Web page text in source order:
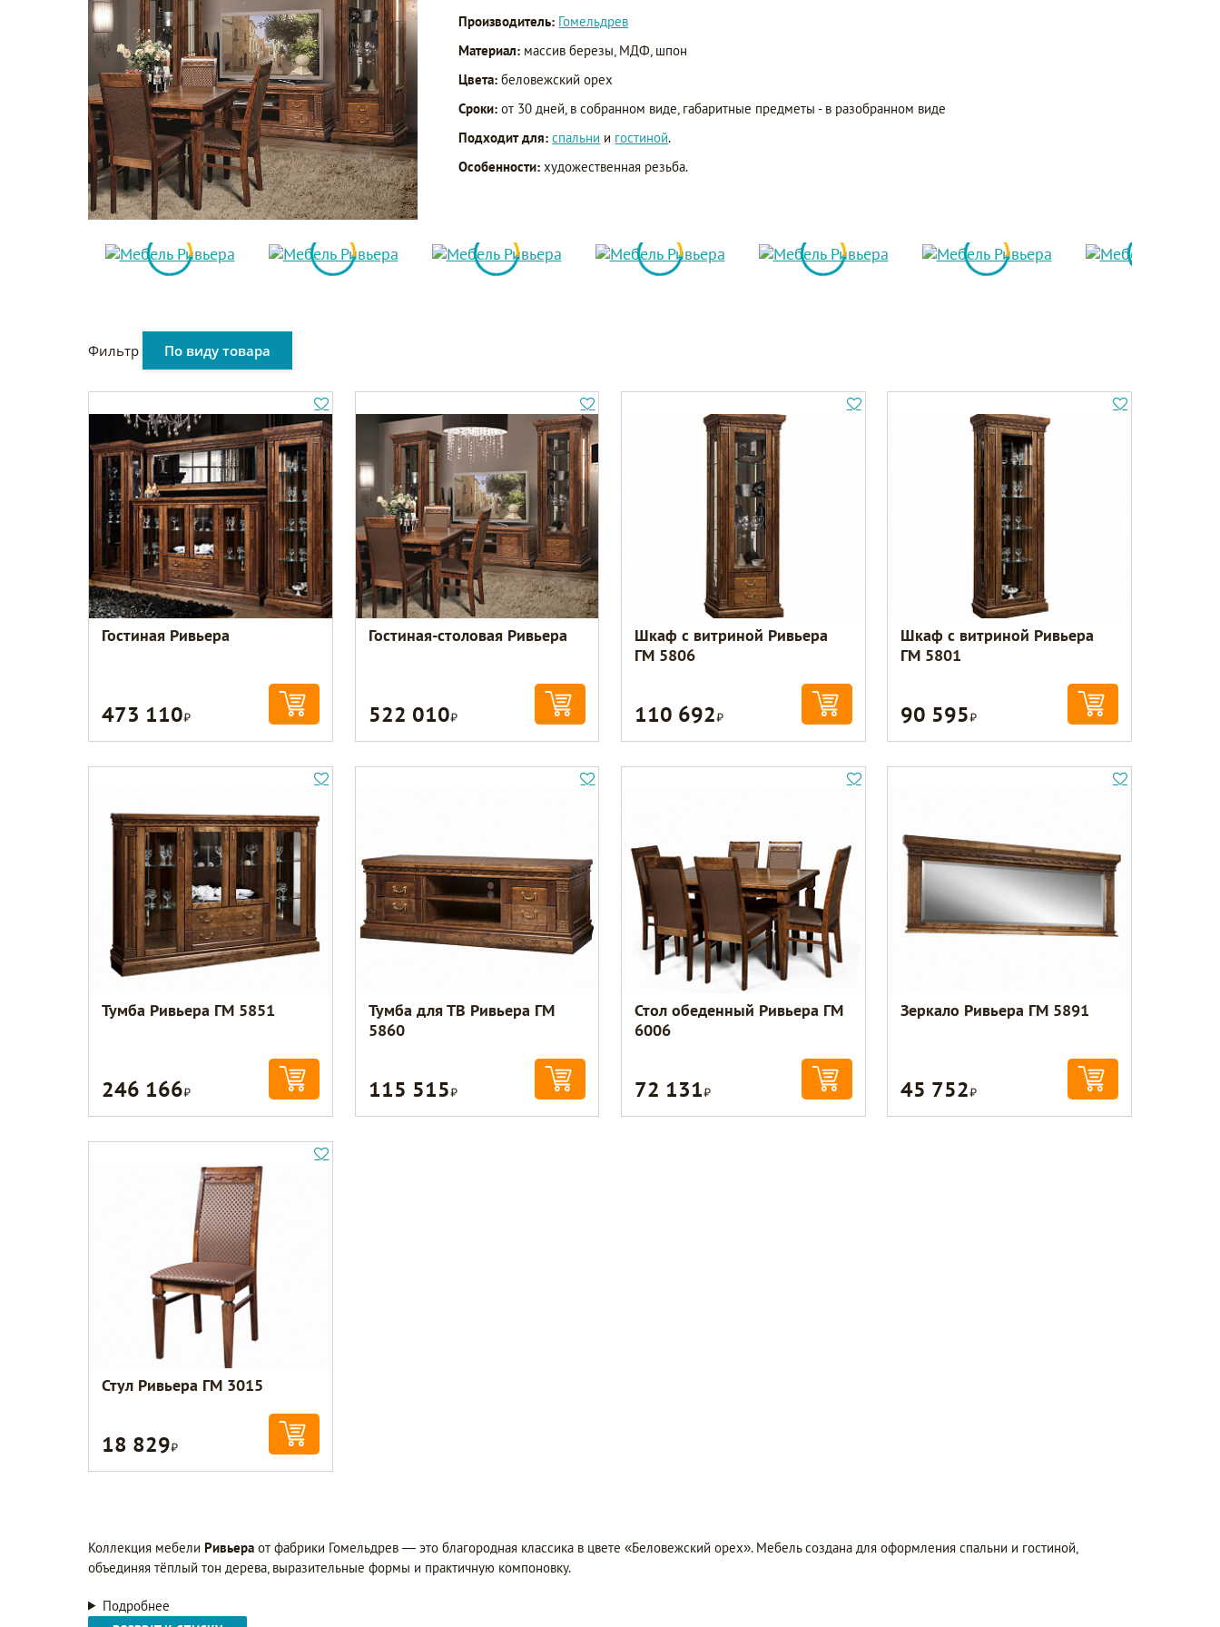
Производитель: Гомельдрев
Материал: массив березы, МДФ, шпон
Цвета: беловежский орех
Сроки: от 30 дней, в собранном виде, габаритные предметы - в разобранном виде
Подходит для: спальни и гостиной.
Особенности: художественная резьба.
Фильтр По виду товара
Гостиная Ривьера
473 110Р
Гостиная-столовая Ривьера
522 010Р
Шкаф с витриной Ривьера
ГМ 5806
110 692Р
Шкаф с витриной Ривьера
ГМ 5801
90 595Р
Тумба Ривьера ГМ 5851
246 166Р
Тумба для ТВ Ривьера ГМ
5860
115 515Р
Стол обеденный Ривьера ГМ
6006
72 131Р
Зеркало Ривьера ГМ 5891
45 752Р
Стул Ривьера ГМ 3015
18 829Р
Коллекция мебели Ривьера от фабрики Гомельдрев — это благородная классика в цвете «Беловежский орех». Мебель создана для оформления спальни и гостиной,
объединяя тёплый тон дерева, выразительные формы и практичную компоновку.
Подробнее